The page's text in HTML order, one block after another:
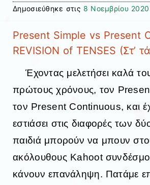
Δημοσιεύθηκε στις 8 Νοεμβρίου 2020
Present Simple vs Present
REVISION of TENSES (Στ’
Έχοντας μελετήσει καλά
πρώτους χρόνους, τον
τον Present Continuous, και
εστιάσει στις διαφορές των
παιδιά μπορούν να μπουν
ακόλουθους Kahoot
κάνουν επανάληψη. Πατάμε